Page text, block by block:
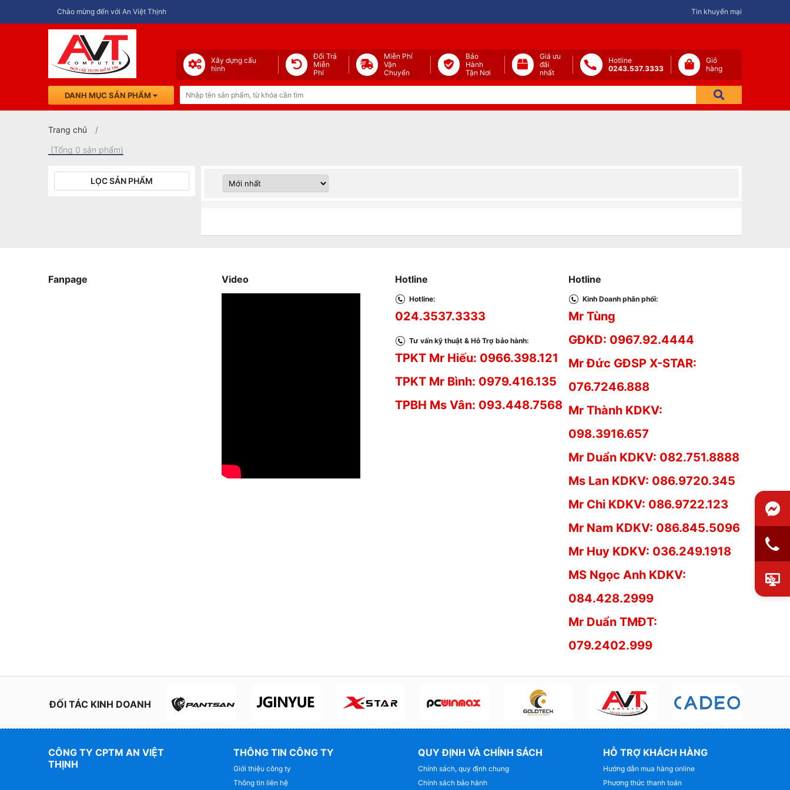
Chào mừng đến với An Việt Thịnh Tin khuyến mại
Xây dựng cấu
hình
Đổi Trả
Miễn
Phí
Miễn Phí
Vận
Chuyển
Bảo
Hành
Tận Nơi
Giá ưu
đãi
nhất
Hotline
0243.537.3333
Giỏ
hàng
DANH MỤC SẢN PHẨM
Trang chủ
(Tổng 0 sản phẩm)
LỌC SẢN PHẨM
Fanpage Video Hotline
Hotline:
024.3537.3333
Tư vấn kỹ thuật & Hỗ Trợ bảo hành:
TPKT Mr Hiếu: 0966.398.121
TPKT Mr Bình: 0979.416.135
TPBH Ms Vân: 093.448.7568
Hotline
Kinh Doanh phân phối:
Mr Tùng
GĐKD: 0967.92.4444
Mr Đức GĐSP X-STAR:
076.7246.888
Mr Thành KDKV:
098.3916.657
Mr Duẩn KDKV: 082.751.8888
Ms Lan KDKV: 086.9720.345
Mr Chi KDKV: 086.9722.123
Mr Nam KDKV: 086.845.5096
Mr Huy KDKV: 036.249.1918
MS Ngọc Anh KDKV:
084.428.2999
Mr Duẩn TMĐT:
079.2402.999
ĐỐI TÁC KINH DOANH
CÔNG TY CPTM AN VIỆT
THỊNH
THÔNG TIN CÔNG TY
Giới thiệu công ty
Thông tin liên hệ
QUY ĐỊNH VÀ CHÍNH SÁCH
Chính sách, quy định chung
Chính sách bảo hành
HỖ TRỢ KHÁCH HÀNG
Hướng dẫn mua hàng online
Phương thức thanh toán